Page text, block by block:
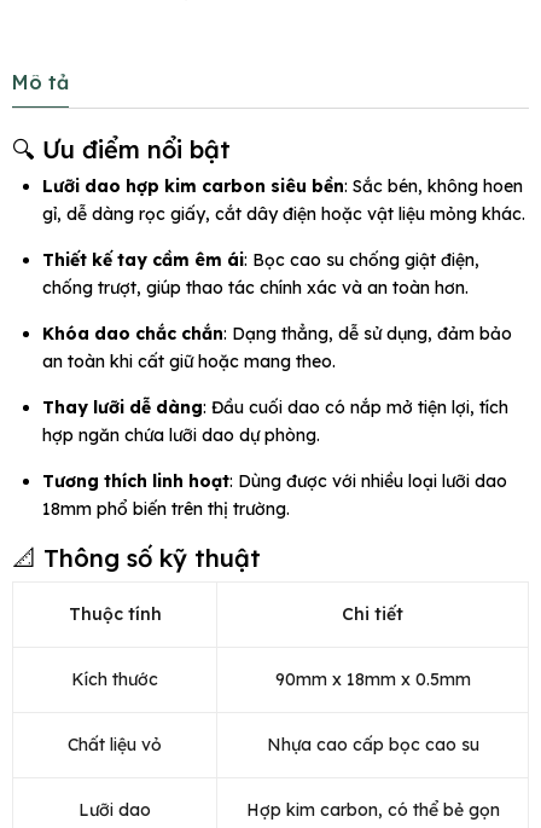
Mô tả
🔍 Ưu điểm nổi bật
Lưỡi dao hợp kim carbon siêu bền: Sắc bén, không hoen
gỉ, dễ dàng rọc giấy, cắt dây điện hoặc vật liệu mỏng khác.
Thiết kế tay cầm êm ái: Bọc cao su chống giật điện,
chống trượt, giúp thao tác chính xác và an toàn hơn.
Khóa dao chắc chắn: Dạng thẳng, dễ sử dụng, đảm bảo
an toàn khi cất giữ hoặc mang theo.
Thay lưỡi dễ dàng: Đầu cuối dao có nắp mở tiện lợi, tích
hợp ngăn chứa lưỡi dao dự phòng.
Tương thích linh hoạt: Dùng được với nhiều loại lưỡi dao
18mm phổ biến trên thị trường.
📐 Thông số kỹ thuật
Thuộc tính Chi tiết
Kích thước 90mm x 18mm x 0.5mm
Chất liệu vỏ Nhựa cao cấp bọc cao su
Lưỡi dao Hợp kim carbon, có thể bẻ gọn